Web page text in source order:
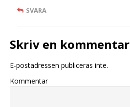
SVARA
Skriv en kommentar
E-postadressen publiceras inte.
Kommentar